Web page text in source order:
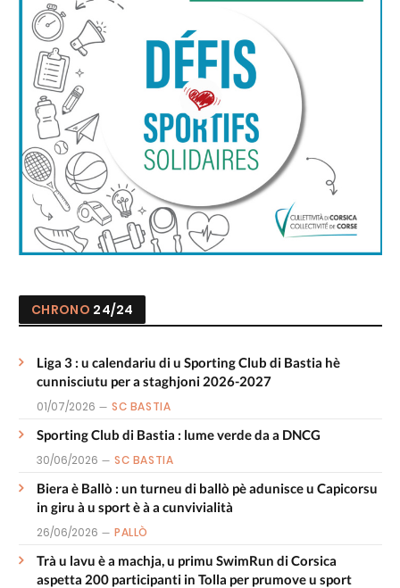
CHRONO 24/24
Liga 3 : u calendariu di u Sporting Club di Bastia hè
cunnisciutu per a staghjoni 2026-2027
01/07/2026 SC BASTIA
Sporting Club di Bastia : lume verde da a DNCG
30/06/2026 SC BASTIA
Biera è Ballò : un turneu di ballò pè adunisce u Capicorsu
in giru à u sport è à a cunvivialità
26/06/2026 PALLÒ
Trà u lavu è a machja, u primu SwimRun di Corsica
aspetta 200 participanti in Tolla per prumove u sport